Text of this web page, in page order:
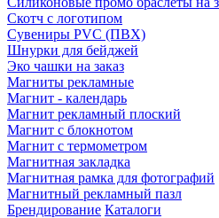
Скотч с логотипом
Сувениры PVC (ПВХ)
Шнурки для бейджей
Эко чашки на заказ
Магниты рекламные
Магнит - календарь
Магнит рекламный плоский
Магнит с блокнотом
Магнит с термометром
Магнитная закладка
Магнитная рамка для фотографий
Магнитный рекламный пазл
Брендирование Каталоги